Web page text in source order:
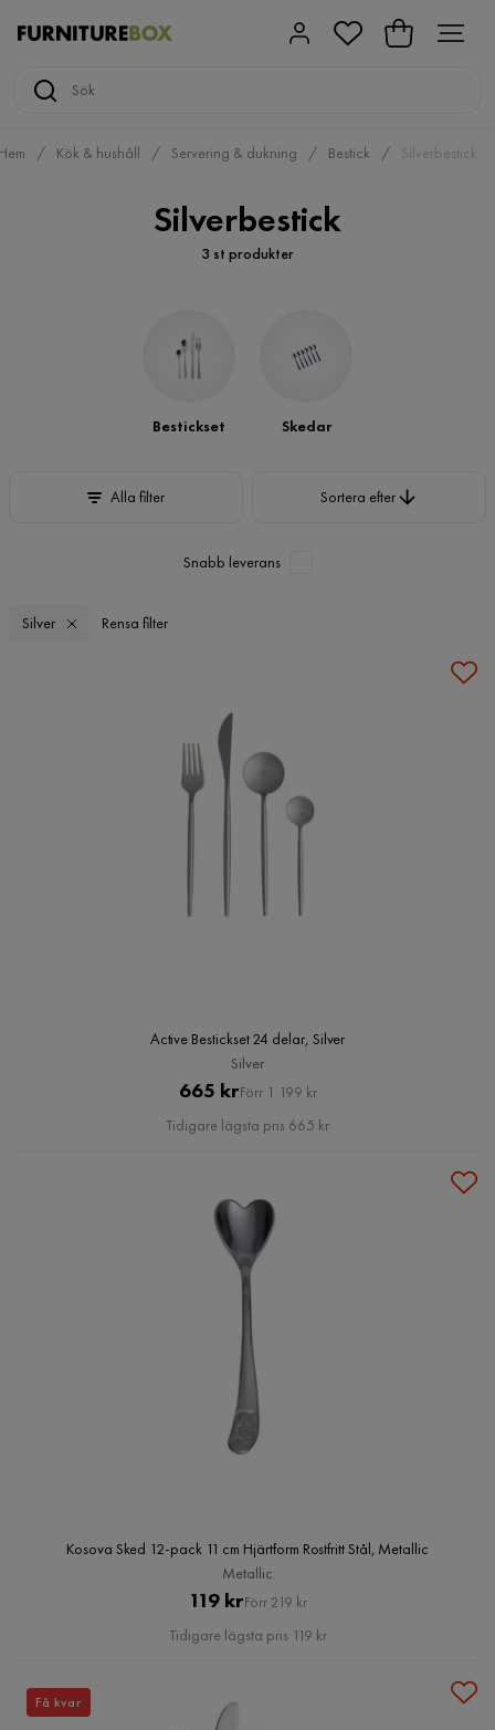
Kök & hushåll Servering & dukning Bestick Silverbestick
Silverbestick
3 st produkter
Bestickset Skedar
Alla filter Sortera efter
Snabb leverans
Silver Rensa filter
Active Bestickset 24 delar, Silver
Silver
Pris
665 kr Original
Pris
Förr 1 199 kr
Tidigare lägsta pris 665 kr
Kosova Sked 12-pack 11 cm Hjärtform Rostfritt Stål, Metallic
Metallic
Pris
119 krOriginal
Pris
Förr 219 kr
Tidigare lägsta pris 119 kr
Få kvar